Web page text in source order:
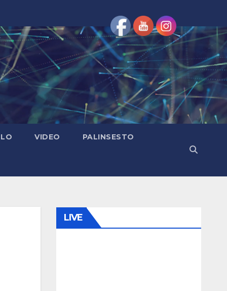
VIDEO PALINSESTO
LIVE